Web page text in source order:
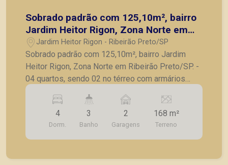
Sobrado padrão com 125,10m², bairro
Jardim Heitor Rigon, Zona Norte em
Ribeirão Preto/SP.
Jardim Heitor Rigon - Ribeirão Preto/SP
Sobrado padrão com 125,10m², bairro Jardim
Heitor Rigon, Zona Norte em Ribeirão Preto/SP. -
04 quartos, sendo 02 no térreo com armários
embutidos; - 02 banheiros sociais completos; -
Sala com sacada; - Lavabo; - Sala de estar; - Sala
de jantar; - Cozinha planejada com cooktop e
churrasqueira; - 02 vagas de garagens; - Portão
4
Dorm.
3
Banho
2
Garagens
168 m²
Terreno